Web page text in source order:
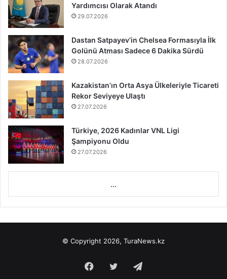
Yardımcısı Olarak Atandı
29.07.2026
Dastan Satpayev’in Chelsea Formasıyla İlk
Golünü Atması Sadece 6 Dakika Sürdü
28.07.2026
Kazakistan’ın Orta Asya Ülkeleriyle Ticareti
Rekor Seviyeye Ulaştı
27.07.2026
Türkiye, 2026 Kadınlar VNL Ligi
Şampiyonu Oldu
27.07.2026
...
© Copyright 2026, TuraNews.kz
Facebook
Twitter